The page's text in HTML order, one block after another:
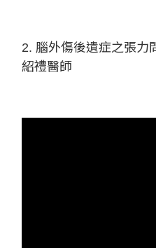
2. 腦外傷後遺症之張力
紹禮醫師